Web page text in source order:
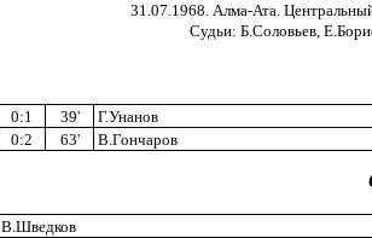
31.07.1968. Алма-Ата.
Cудьи: Б.Соловьев,
0:1 39'
Г.Унанов
0:2
63' В.Гончаров
В.Шведков